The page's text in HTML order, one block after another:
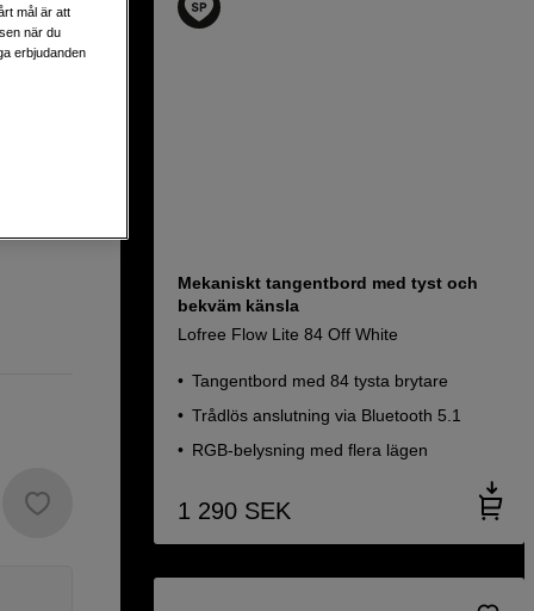
Mekaniskt tangentbord med tyst och
bekväm känsla
Lofree Flow Lite 84 Off White
Tangentbord med 84 tysta brytare
Trådlös anslutning via Bluetooth 5.1
RGB-belysning med flera lägen
1 290 SEK
mål är att
när du
erbjudanden